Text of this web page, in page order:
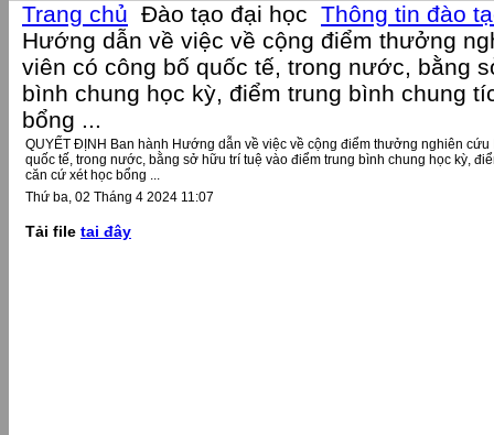
Trang chủ Đào tạo đại học Thông tin đào
Hướng dẫn về việc về cộng điểm thưởng
viên có công bố quốc tế, trong nước, bằng
bình chung học kỳ, điểm trung bình chung
bổng ...
QUYẾT ĐỊNH Ban hành Hướng dẫn về việc về cộng điểm thưởng nghiên
quốc tế, trong nước, bằng sở hữu trí tuệ vào điểm trung bình chung học kỳ,
căn cứ xét học bổng ...
Thứ ba, 02 Tháng 4 2024 11:07
Tải file tai đây